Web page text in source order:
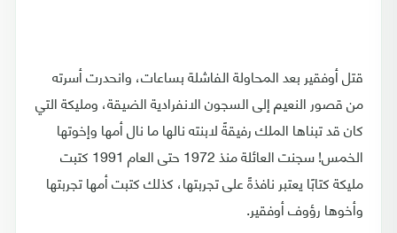
قتل أوفقير بعد المحاولة الفاشلة بساعات، وانحدرت أسرته
من قصور النعيم إلى السجون الانفرادية الضيقة، ومليكة التي
كان قد تبناها الملك رفيقةً لابنته نالها ما نال أمها وإخوتها
الخمس! سجنت العائلة منذ 1972 حتى العام 1991 كتبت
مليكة كتابًا يعتبر نافذةً على تجربتها، كذلك كتبت أمها تجربتها
وأخوها رؤوف أوفقير.